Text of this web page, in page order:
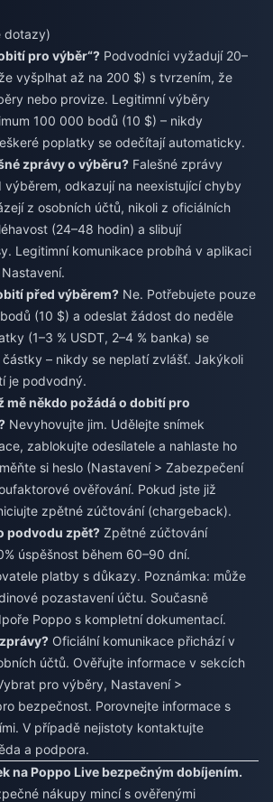
dotazy)
pro výběr“? Podvodníci vyžadují 20–
vyšplhat až na 200 $) s tvrzením, že
nebo provize. Legitimní výběry
100 000 bodů (10 $) – nikdy
poplatky se odečítají automaticky.
zprávy o výběru? Falešné zprávy
odkazují na neexistující chyby
z osobních účtů, nikoli z oficiálních
(24–48 hodin) a slibují
Legitimní komunikace probíhá v aplikaci
před výběrem? Ne. Potřebujete pouze
(10 $) a odeslat žádost do neděle
(1–3 % USDT, 2–4 % banka) se
– nikdy se neplatí zvlášť. Jakýkoli
je podvodný.
mě někdo požádá o dobití pro
Nevyhovujte jim. Udělejte snímek
zablokujte odesílatele a nahlaste ho
si heslo (Nastavení > Zabezpečení
ověřování. Pokud jste již
zpětné zúčtování (chargeback).
podvodu zpět? Zpětné zúčtování
úspěšnost během 60–90 dní.
platby s důkazy. Poznámka: může
pozastavení účtu. Současně
Poppo s kompletní dokumentací.
Oficiální komunikace přichází v
účtů. Ověřujte informace v sekcích
pro výběry, Nastavení >
bezpečnost. Porovnejte informace s
V případě nejistoty kontaktujte
a podpora.
na Poppo Live bezpečným dobíjením.
nákupy mincí s ověřenými